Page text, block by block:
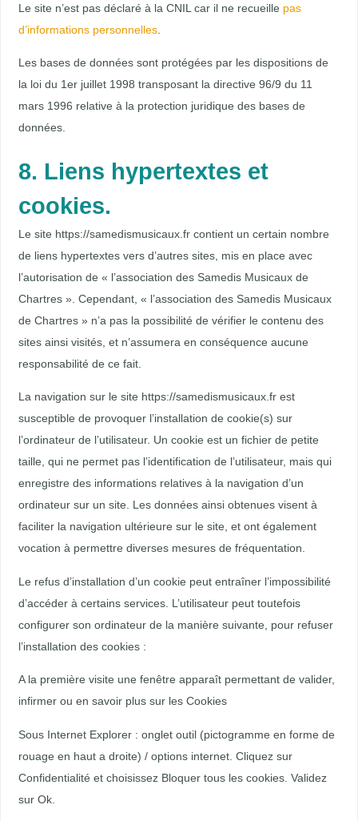
Le site n’est pas déclaré à la CNIL car il ne recueille pas
d’informations personnelles.
Les bases de données sont protégées par les dispositions de
la loi du 1er juillet 1998 transposant la directive 96/9 du 11
mars 1996 relative à la protection juridique des bases de
données.
8. Liens hypertextes et
cookies.
Le site https://samedismusicaux.fr contient un certain nombre
de liens hypertextes vers d’autres sites, mis en place avec
l’autorisation de « l’association des Samedis Musicaux de
Chartres ». Cependant, « l’association des Samedis Musicaux
de Chartres » n’a pas la possibilité de vérifier le contenu des
sites ainsi visités, et n’assumera en conséquence aucune
responsabilité de ce fait.
La navigation sur le site https://samedismusicaux.fr est
susceptible de provoquer l’installation de cookie(s) sur
l’ordinateur de l’utilisateur. Un cookie est un fichier de petite
taille, qui ne permet pas l’identification de l’utilisateur, mais qui
enregistre des informations relatives à la navigation d’un
ordinateur sur un site. Les données ainsi obtenues visent à
faciliter la navigation ultérieure sur le site, et ont également
vocation à permettre diverses mesures de fréquentation.
Le refus d’installation d’un cookie peut entraîner l’impossibilité
d’accéder à certains services. L’utilisateur peut toutefois
configurer son ordinateur de la manière suivante, pour refuser
l’installation des cookies :
A la première visite une fenêtre apparaît permettant de valider,
infirmer ou en savoir plus sur les Cookies
Sous Internet Explorer : onglet outil (pictogramme en forme de
rouage en haut a droite) / options internet. Cliquez sur
Confidentialité et choisissez Bloquer tous les cookies. Validez
sur Ok.